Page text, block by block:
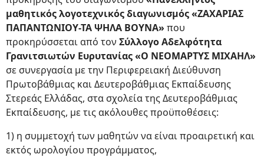
μαθητικός λογοτεχνικός διαγωνισμός «ΖΑΧΑΡΙΑΣ
ΠΑΠΑΝΤΩΝΙΟΥ-ΤΑ ΨΗΛΑ ΒΟΥΝΑ» που
προκηρύσσεται από τον Σύλλογο Αδελφότητα
Γρανιτσιωτών Ευρυτανίας «Ο ΝΕΟΜΑΡΤΥΣ ΜΙΧΑΗΛ»
σε συνεργασία με την Περιφερειακή Διεύθυνση
Πρωτοβάθμιας και Δευτεροβάθμιας Εκπαίδευσης
Στερεάς Ελλάδας, στα σχολεία της Δευτεροβάθμιας
Εκπαίδευσης, με τις ακόλουθες προϋποθέσεις:
1) η συμμετοχή των μαθητών να είναι προαιρετική και
εκτός ωρολογίου προγράμματος,